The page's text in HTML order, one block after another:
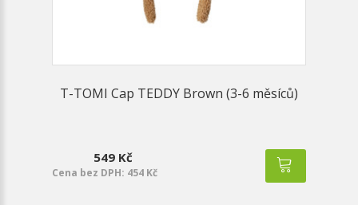
T-TOMI Cap TEDDY Brown (3-6 měsíců)
549 Kč
Cena bez DPH: 454 Kč